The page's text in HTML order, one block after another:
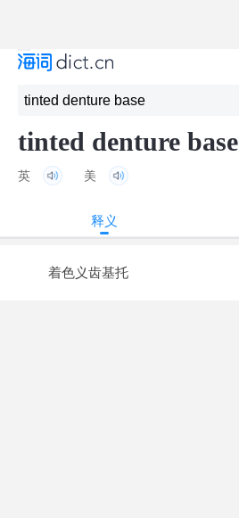
tinted denture base
英 美
释义
着色义齿基托